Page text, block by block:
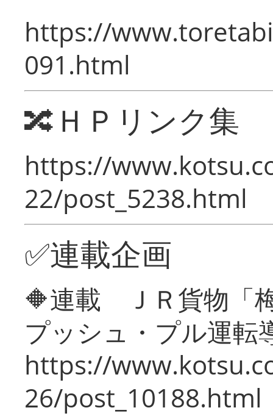
https://
091.html
🔀ＨＰリンク集
https://
22/post_5238.html
✅連載企画
🔶連載 ＪＲ貨物「
プッシュ・プル運転
https://
26/post_10188.html